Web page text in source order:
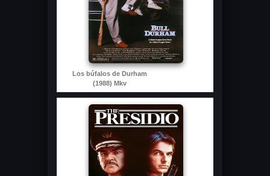
Los búfalos de Durham
(1988) Mkv